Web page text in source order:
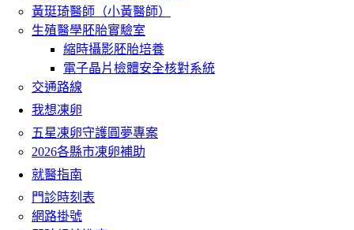
黃珽琦醫師（小黃醫師）
生殖醫學胚胎實驗室
縮時攝影胚胎培養
電子晶片檢體安全核對系統
交通路線
我想凍卵
五星凍卵守護圓夢專案
2026各縣市凍卵補助
就醫指南
門診時刻表
網路掛號